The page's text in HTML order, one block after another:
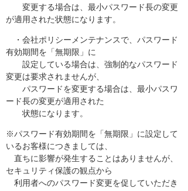
変更する場合は、最小パスワード長の変更
が適用された状態になります。
・会社ポリシーメンテナンスで、パスワード
有効期間を「無期限」に
設定している場合は、強制的なパスワード
変更は要求されませんが、
パスワードを変更する場合は、最小パスワ
ード長の変更が適用された
状態になります。
※パスワード有効期間を「無期限」に設定して
いるお客様につきましては、
直ちに影響が発生することはありませんが、
セキュリティ保護の観点から
利用者へのパスワード変更を促していただき